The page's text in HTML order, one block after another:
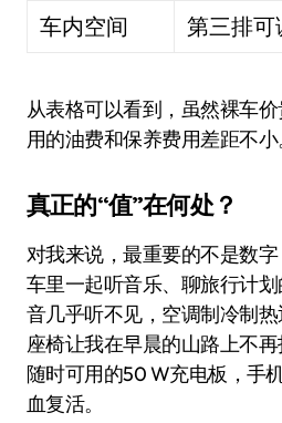
车内空间 第三排可
从表格可以看到，虽然裸车
用的油费和保养费用差距不小
真正的“值”在何处？
对我来说，最重要的不是数
车里一起听音乐、聊旅行计
音几乎听不见，空调制冷制
座椅让我在早晨的山路上不
随时可用的50 W充电板，手
血复活。